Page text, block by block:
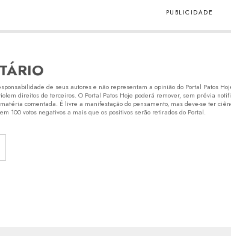
de seus autores e não representam a opinião do Portal Patos
direitos de terceiros. O Portal Patos Hoje poderá remover, sem prévia
comentada. É livre a manifestação do pensamento, mas deve-se ter
100 votos negativos a mais que os positivos serão retirados do Portal.